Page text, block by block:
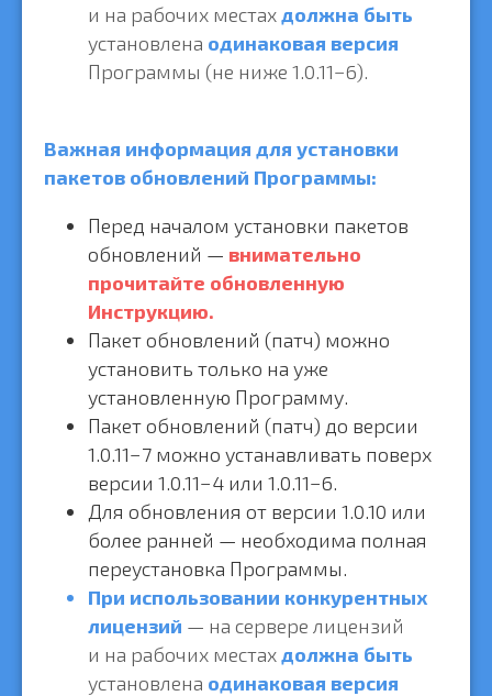
и на рабочих местахдолжна быть
установлена одинаковая версия
Программы (не ниже 1.0.11−6).
Важная информация для установки
пакетов обновлений Программы:
Перед началом установки пакетов
обновлений — внимательно
прочитайте обновленную
Инструкцию.
Пакет обновлений (патч) можно
установить только на уже
установленную Программу.
Пакет обновлений (патч) до версии
1.0.11−7 можно устанавливать поверх
версии 1.0.11−4 или 1.0.11−6.
Для обновления от версии 1.0.10 или
более ранней — необходима полная
переустановка Программы.
При использовании конкурентных
лицензий — на сервере лицензий
и на рабочих местахдолжна быть
установлена одинаковая версия